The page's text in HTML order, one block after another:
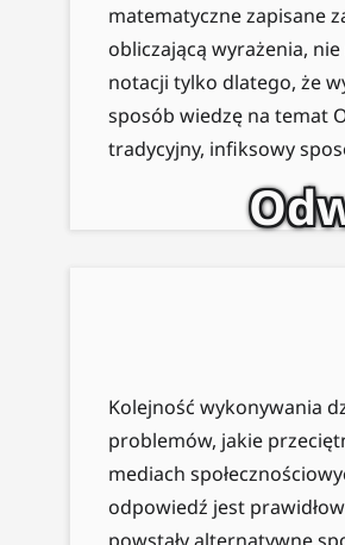
matematyczne zapisane
obliczającą wyrażenia,
notacji tylko dlatego, że
sposób wiedzę na temat
tradycyjny, infiksowy
Kolejność wykonywania
problemów, jakie
mediach
odpowiedź jest
powstały alternatywne